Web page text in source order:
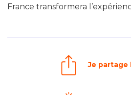
France transformera
Je partage